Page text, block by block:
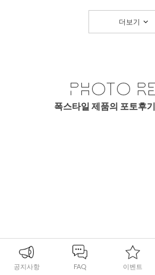
더보기
폭스타일 제품의 포토후
공지사항 FAQ 이벤트